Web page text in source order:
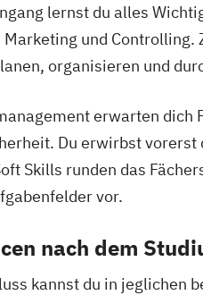
lernst du alles
Marketing und
organisieren und
erwarten dich
Du erwirbst
Skills runden das
vor.
nach dem
kannst du in jeglichen